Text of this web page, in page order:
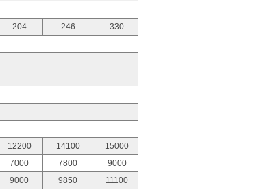
204 246
330
12200 14100
15000
7000 7800
9000
9000 9850
11100